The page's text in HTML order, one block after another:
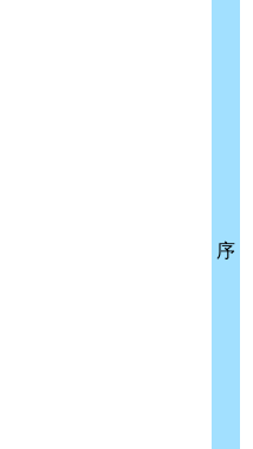
序